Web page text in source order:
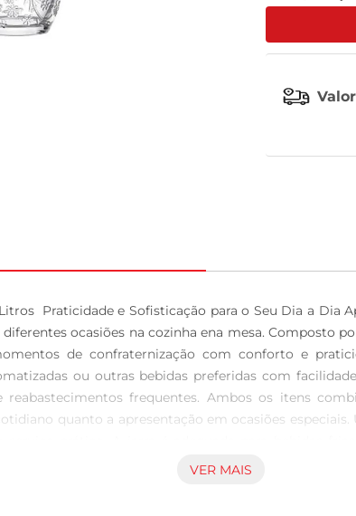
Praticidade e Sofisticação para o Seu Dia a
ocasiões na cozinha ena mesa. Composto
de confraternização com conforto e
ou outras bebidas preferidas com
frequentes. Ambos os itens
quanto a apresentação em ocasiões
proporciona uma experiência agradável e
VER MAIS